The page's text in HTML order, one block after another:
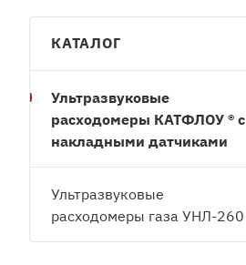
КАТАЛОГ
Ультразвуковые
расходомеры КАТФЛОУ ® с
накладными датчиками
Ультразвуковые
расходомеры газа УНЛ-260